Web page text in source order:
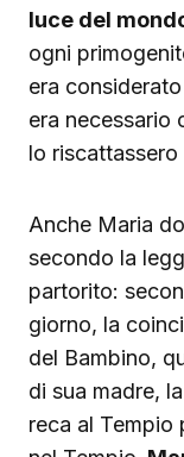
luce del
ogni
era
era necessario
lo
Anche Maria
secondo la
partorito:
giorno, la
del Bambino,
di sua madre,
reca al Tempio